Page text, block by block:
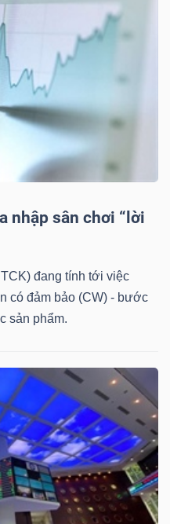
nhập sân chơi “lời
đang tính tới việc
có đảm bảo (CW) - bước
sản phẩm.
Chứng chỉ quỹ Chứng
liên quan Cổ đông lớn